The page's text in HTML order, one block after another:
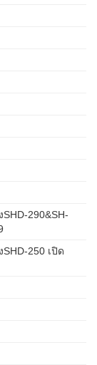
290&SH-
250 เปิด